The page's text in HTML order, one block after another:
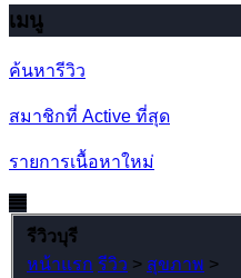
เมนู
ค้นหารีวิว
สมาชิกที่ Active ที่สุด
รายการเนื้อหาใหม่
รีวิวบุรี
หน้าแรก รีวิว > สุขภาพ >